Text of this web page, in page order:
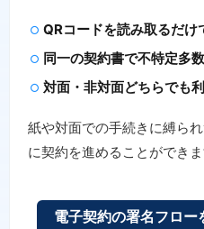
QRコードを読み取るだけ
同一の契約書で不特定多
対面・非対面どちらでも
紙や対面での手続きに縛ら
に契約を進めることができま
電子契約の署名フロー